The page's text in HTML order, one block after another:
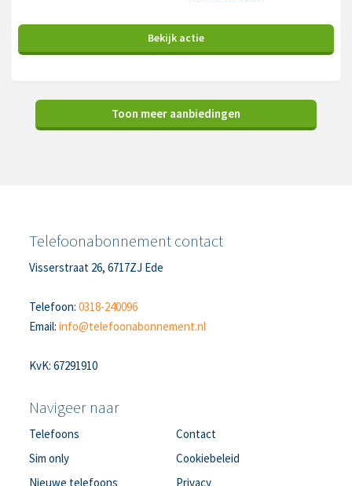
Bekijk actie
Toon meer aanbiedingen
Telefoonabonnement contact
Visserstraat 26, 6717ZJ Ede
Telefoon:0318-240096
Email:info@telefoonabonnement.nl
KvK: 67291910
Navigeer naar
Telefoons
Sim only
Nieuwe telefoons
Contact
Cookiebeleid
Privacy